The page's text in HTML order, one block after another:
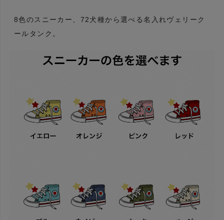
8色のスニーカー、72犬種から選べる名入れヴェリーク
ールタンク。